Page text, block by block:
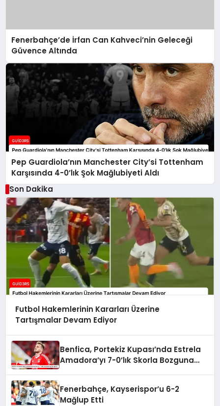
Fenerbahçe’de İrfan Can Kahveci’nin Geleceği
Güvence Altında
Pep Guardiola’nın Manchester City’si Tottenham
Karşısında 4-0’lık Şok Mağlubiyeti Aldı
Son Dakika
Futbol Hakemlerinin Kararları Üzerine
Tartışmalar Devam Ediyor
Benfica, Portekiz Kupası’nda Estrela
Amadora’yı 7-0’lık Skorla Bozguna
Fenerbahçe, Kayserispor’u 6-2
Mağlup Etti